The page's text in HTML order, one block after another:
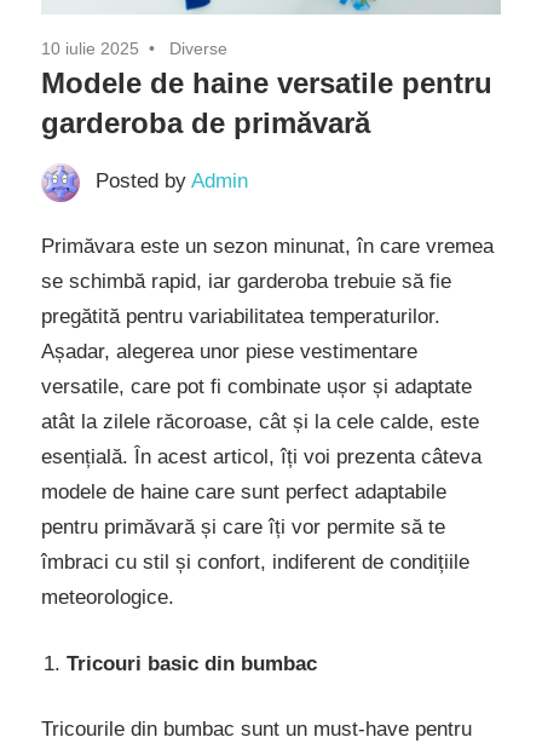
10 iulie 2025 Diverse
Modele de haine versatile pentru
garderoba de primăvară
Posted by Admin
Primăvara este un sezon minunat, în care vremea
se schimbă rapid, iar garderoba trebuie să fie
pregătită pentru variabilitatea temperaturilor.
Așadar, alegerea unor piese vestimentare
versatile, care pot fi combinate ușor și adaptate
atât la zilele răcoroase, cât și la cele calde, este
esențială. În acest articol, îți voi prezenta câteva
modele de haine care sunt perfect adaptabile
pentru primăvară și care îți vor permite să te
îmbraci cu stil și confort, indiferent de condițiile
meteorologice.
Tricouri basic din bumbac
Tricourile din bumbac sunt un must-have pentru